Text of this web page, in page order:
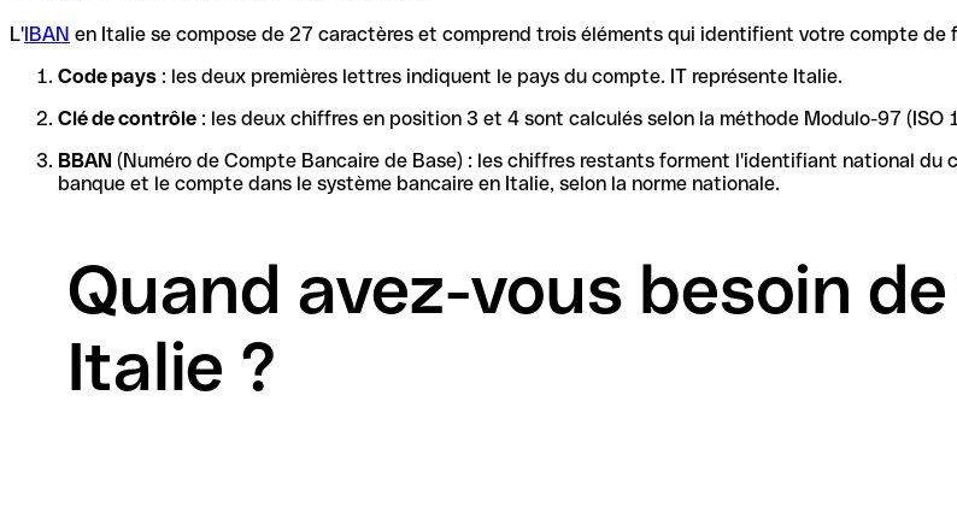
L'IBAN en Italie se compose de 27 caractères et comprend trois éléments qui identifient votre compte de
Code pays : les deux premières lettres indiquent le pays du compte. IT représente Italie.
Clé de contrôle : les deux chiffres en position 3 et 4 sont calculés selon la méthode Modulo-97
BBAN (Numéro de Compte Bancaire de Base) : les chiffres restants forment l'identifiant national du compte. Ils contiennent les informations nécessaires
banque et le compte dans le système bancaire en Italie, selon la norme nationale.
Quand avez-vous besoin
Italie ?